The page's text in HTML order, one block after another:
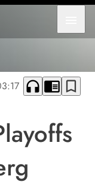
headphones chrome_reader_mode bookmark_border